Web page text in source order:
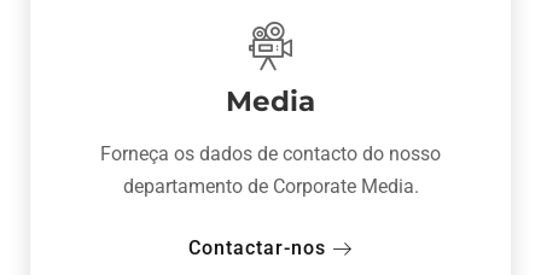
Media
Forneça os dados de contacto do nosso
departamento de Corporate Media.
Contactar-nos